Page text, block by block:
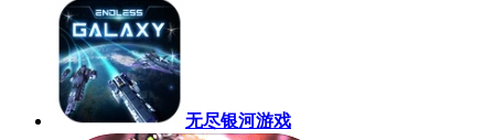
无尽银河游戏